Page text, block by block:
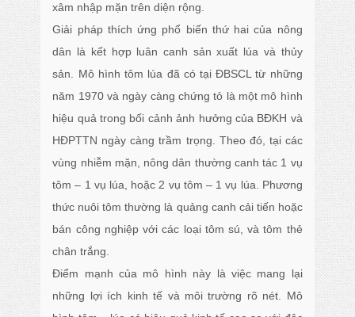
xâm nhập mặn trên diện rộng.
Giải pháp thích ứng phổ biến thứ hai của nông
dân là kết hợp luân canh sản xuất lúa và thủy
sản. Mô hình tôm lúa đã có tại ĐBSCL từ những
năm 1970 và ngày càng chứng tỏ là một mô hình
hiệu quả trong bối cảnh ảnh hưởng của BĐKH và
HĐPTTN ngày càng trầm trọng. Theo đó, tại các
vùng nhiễm mặn, nông dân thường canh tác 1 vụ
tôm – 1 vụ lúa, hoặc 2 vụ tôm – 1 vụ lúa. Phương
thức nuôi tôm thường là quảng canh cải tiến hoặc
bán công nghiệp với các loại tôm sú, và tôm thẻ
chân trắng.
Điểm mạnh của mô hình này là việc mang lại
những lợi ích kinh tế và môi trường rõ nét. Mô